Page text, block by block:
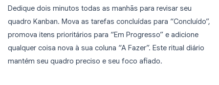
Dedique dois minutos todas as manhãs para revisar seu
quadro Kanban. Mova as tarefas concluídas para “Concluído”,
promova itens prioritários para “Em Progresso” e adicione
qualquer coisa nova à sua coluna “A Fazer”. Este ritual diário
mantém seu quadro preciso e seu foco afiado.